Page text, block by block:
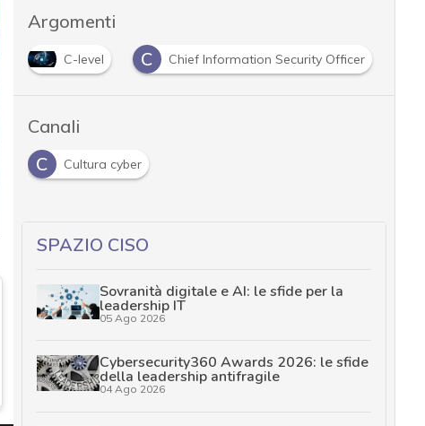
Argomenti
C Chief Information Security Officer CISO
Canali
C
Cultura cyber
SPAZIO CISO
Sovranità digitale e AI: le sfide per la
leadership IT
05 Ago 2026
Cybersecurity360 Awards 2026: le sfide
della leadership antifragile
04 Ago 2026